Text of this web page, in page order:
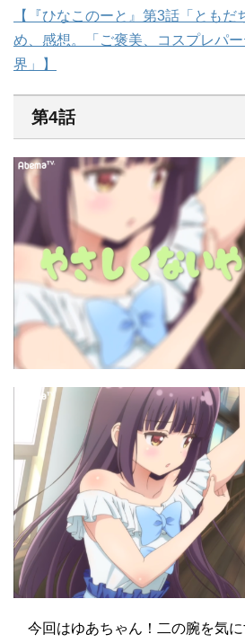
【『ひなこのーと』第3話「ともだ
め、感想。「ご褒美、コスプレパ
界」】
第4話
今回はゆあちゃん！二の腕を気